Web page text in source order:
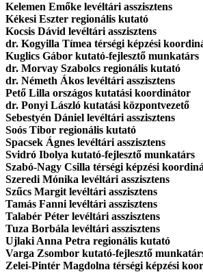
Kelemen Emőke levéltári asszisztens
Kékesi Eszter regionális kutató
Kocsis Dávid levéltári asszisztens
dr. Kogyilla Tímea térségi képzési
Kuglics Gábor kutató-fejlesztő munkatárs
dr. Morvay Szabolcs regionális kutató
dr. Németh Ákos levéltári asszisztens
Pető Lilla országos kutatási koordinátor
dr. Ponyi László kutatási központvezető
Sebestyén Dániel levéltári asszisztens
Soós Tibor regionális kutató
Spacsek Ágnes levéltári asszisztens
Svidró Ibolya kutató-fejlesztő munkatárs
Szabó-Nagy Csilla térségi képzési
Szeredi Mónika levéltári asszisztens
Szűcs Margit levéltári asszisztens
Tamás Fanni levéltári asszisztens
Talabér Péter levéltári asszisztens
Tuza Borbála levéltári asszisztens
Ujlaki Anna Petra regionális kutató
Varga Zsombor kutató-fejlesztő
Zelei-Pintér Magdolna térségi képzési